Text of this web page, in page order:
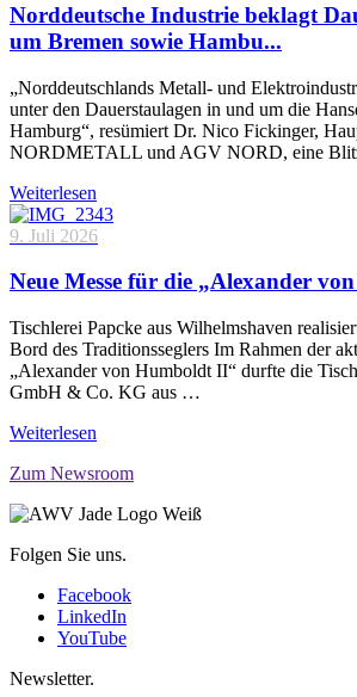
Norddeutsche Industrie beklagt
um Bremen sowie Hambu...
„Norddeutschlands Metall- und
unter den Dauerstaulagen in und um die
Hamburg“, resümiert Dr. Nico Fickinger,
NORDMETALL und AGV NORD, eine
Weiterlesen
9. Juli 2026
Neue Messe für die „Alexander
Tischlerei Papcke aus Wilhelmshaven
Bord des Traditionsseglers Im Rahmen der
„Alexander von Humboldt II“ durfte die
GmbH & Co. KG aus …
Weiterlesen
Zum Newsroom
Folgen Sie uns.
Facebook
LinkedIn
YouTube
Newsletter.